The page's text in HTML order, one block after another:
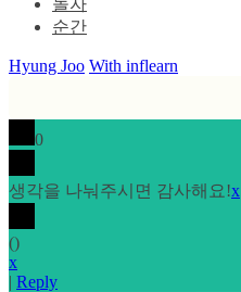
순간
Hyung Joo With inflearn
0
생각을 나눠주시면 감사해요!x
()
x
| Reply